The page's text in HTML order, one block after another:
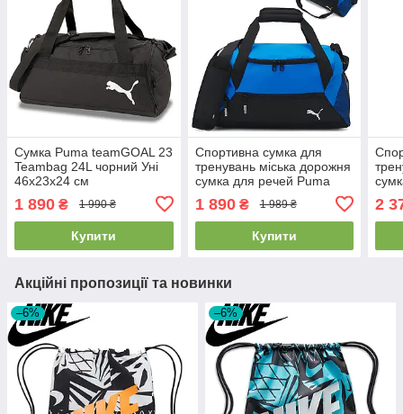
Сумка Puma teamGOAL 23
Teambag 24L чорний Уні
46x23x24 см
1 890 ₴ 1 990 ₴
Купити
Спортивна сумка для
тренувань міська дорожня
сумка для речей Puma
Team GOAL Teambag 28L
синя
1 890₴ 1 989 ₴
Купити
2
Акційні пропозиції та новинки
–6% –6%